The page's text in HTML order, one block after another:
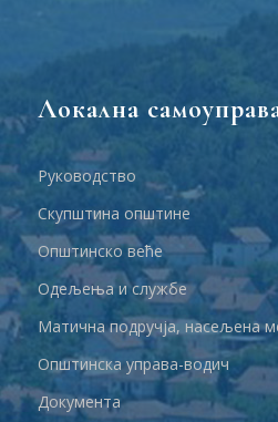
Локална
Руководство
Скупштина општине
Општинско веће
Одељења и службе
Матична подручја, насељена
Општинска управа-водич
Документа